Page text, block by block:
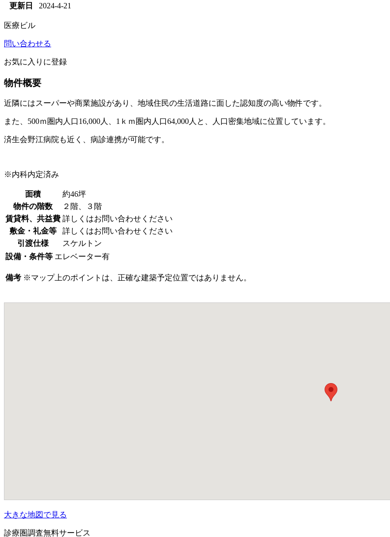
更新日
2024-4-21
医療ビル
問い合わせる
お気に入りに登録
物件概要
近隣にはスーパーや商業施設があり、地域住民の生活道路に面した認知度の高い物件です。
また、500ｍ圏内人口16,000人、1ｋｍ圏内人口64,000人と、人口密集地域に位置しています。
済生会野江病院も近く、病診連携が可能です。
※内科内定済み
面積
約46坪
物件の階数
２階、３階
賃貸料、共益費 詳しくはお問い合わせください
敷金・礼金等
詳しくはお問い合わせください
引渡仕様
スケルトン
設備・条件等 エレベーター有
備考 ※マップ上のポイントは、正確な建築予定位置ではありません。
大きな地図で見る
診療圏調査無料サービス